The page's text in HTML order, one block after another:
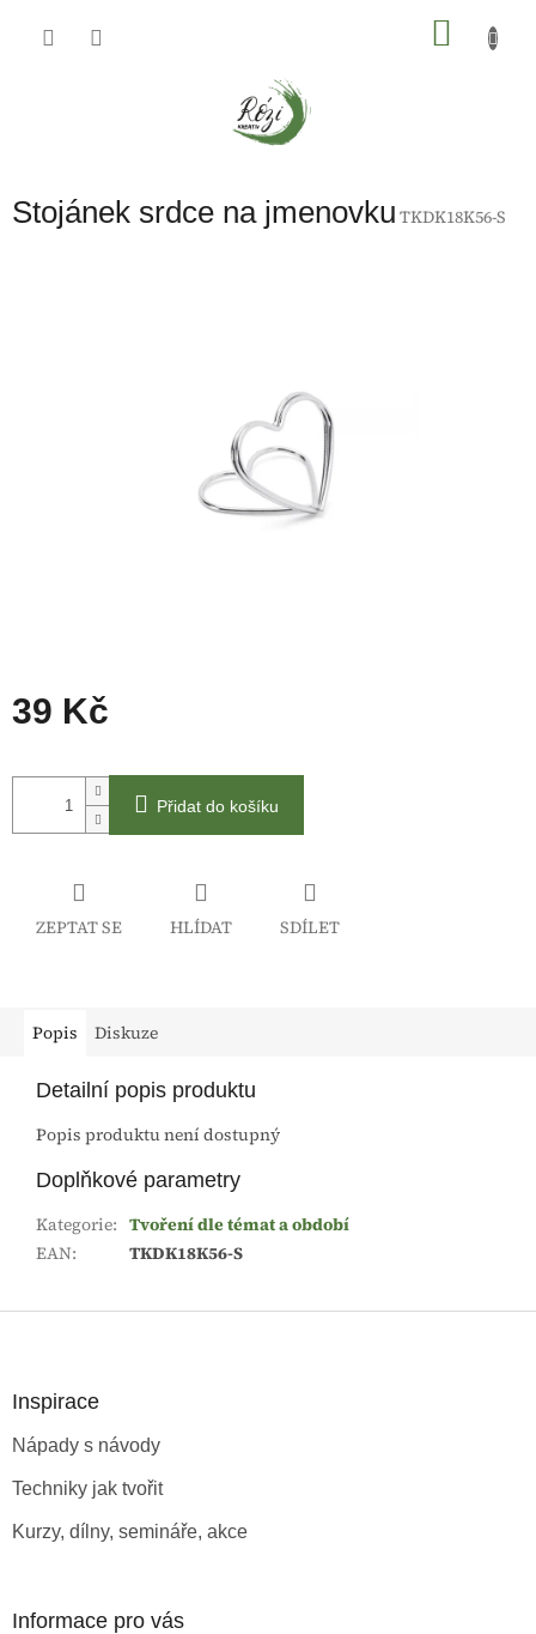
Stojánek srdce na jmenovku TKDK18K56-S
39 Kč
cena:
Přidat do košíku
ZEPTAT SE HLÍDAT SDÍLET
Popis Diskuze
Detailní popis produktu
Popis produktu není dostupný
Doplňkové parametry
Kategorie: Tvoření dle témat a období
EAN: TKDK18K56-S
Inspirace
Nápady s návody
Techniky jak tvořit
Kurzy, dílny, semináře, akce
Informace pro vás